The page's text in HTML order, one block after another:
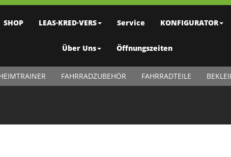
SHOP LEAS·KRED·VERS Service KONFIGURATOR
Über Uns Öffnungszeiten
FAHRRADZUBEHÖR FAHRRADTEILE